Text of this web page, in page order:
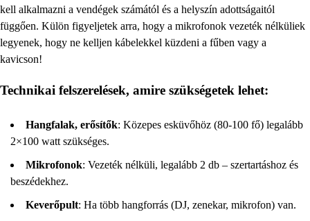
kell alkalmazni a vendégek számától és a helyszín adottságaitól
függően. Külön figyeljetek arra, hogy a mikrofonok vezeték nélküliek
legyenek, hogy ne kelljen kábelekkel küzdeni a fűben vagy a
kavicson!
Technikai felszerelések, amire szükségetek lehet:
Hangfalak, erősítők: Közepes esküvőhöz (80-100 fő) legalább
2×100 watt szükséges.
Mikrofonok: Vezeték nélküli, legalább 2 db – szertartáshoz és
beszédekhez.
Keverőpult: Ha több hangforrás (DJ, zenekar, mikrofon) van.